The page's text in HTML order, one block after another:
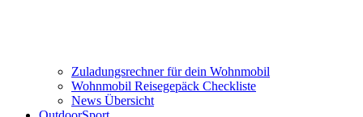
Zuladungsrechner für dein Wohnmobil
Wohnmobil Reisegepäck Checkliste
News Übersicht